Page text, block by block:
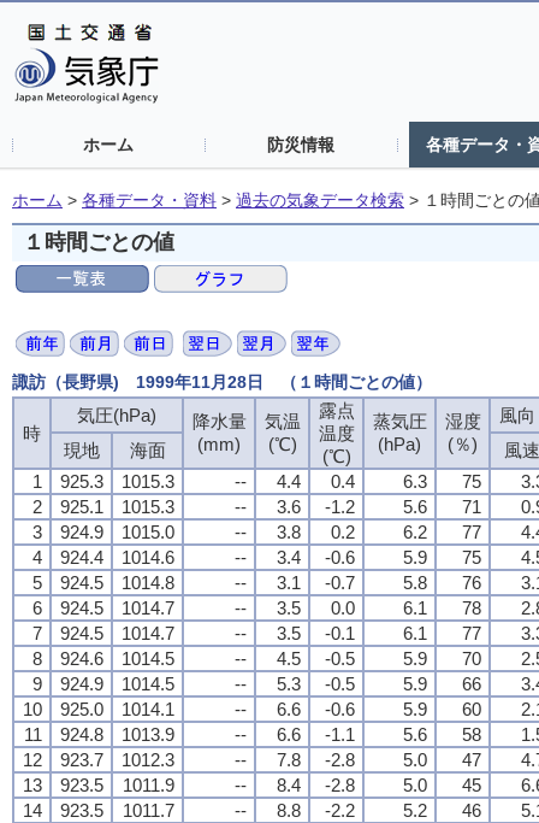
ホーム 防災情報 各種データ・
ホーム > 各種データ・資料 > 過去の気象データ検索 > １時間ごとの
１時間ごとの値
諏訪（長野県) 1999年11月28日 （１時間ごとの値）
時
気圧(hPa)
降水量
(mm)
気温
(℃)
露点
温度
(℃)
蒸気圧
(hPa)
湿度
(％)
風
現地
海面
風速
1
925.3 1015.3 -- 4.4 0.4 6.3 75
2
925.1 1015.3 -- 3.6 -1.2 5.6 71
3
924.9 1015.0 -- 3.8 0.2 6.2 77
4
924.4 1014.6 -- 3.4 -0.6 5.9 75
5
924.5 1014.8 -- 3.1 -0.7 5.8 76
6
924.5 1014.7 -- 3.5 0.0 6.1 78
7
924.5 1014.7 -- 3.5 -0.1 6.1 77
8
924.6 1014.5 -- 4.5 -0.5 5.9 70
9
924.9 1014.5 -- 5.3 -0.5 5.9 66
10
925.0 1014.1 -- 6.6 -0.6 5.9 60
11
924.8 1013.9 -- 6.6 -1.1 5.6 58
12
923.7 1012.3 -- 7.8 -2.8 5.0 47
13
923.5 1011.9 -- 8.4 -2.8 5.0 45
14
923.5 1011.7 -- 8.8 -2.2 5.2 46